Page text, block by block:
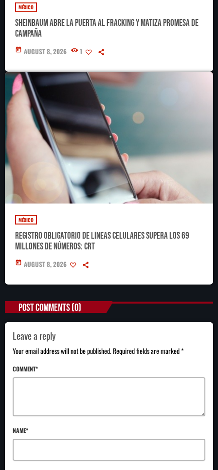
Murió Jorge Messi, padre de Lionel, a los 68
MÉXICO
Sheinbaum abre la puerta al fracking y matiza promesa de
campaña
today AUGUST 8, 2026 1
MÉXICO
Registro obligatorio de líneas celulares supera los 69
millones de números: CRT
today AUGUST 8, 2026
POST COMMENTS (0)
Leave a reply
Your email address will not be published. Required fields are marked *
COMMENT*
NAME*